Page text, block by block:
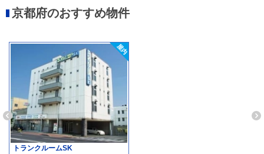
京都府のおすすめ物件
トランクルームSK